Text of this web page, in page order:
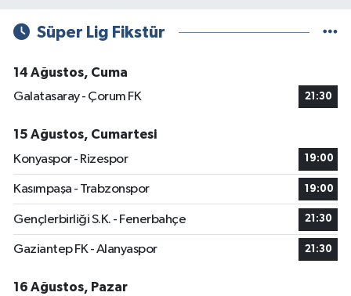
Süper Lig Fikstür
14 Ağustos, Cuma
Galatasaray - Çorum FK
21:30
15 Ağustos, Cumartesi
Konyaspor - Rizespor
19:00
Kasımpaşa - Trabzonspor 19:00
Gençlerbirliği S.K. - Fenerbahçe 21:30
Gaziantep FK - Alanyaspor 21:30
16 Ağustos, Pazar